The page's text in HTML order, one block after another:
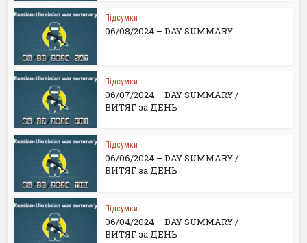
Підсумки
06/08/2024 – DAY SUMMARY
Підсумки
06/07/2024 – DAY SUMMARY /
ВИТЯГ за ДЕНЬ
Підсумки
06/06/2024 – DAY SUMMARY /
ВИТЯГ за ДЕНЬ
Підсумки
06/04/2024 – DAY SUMMARY /
ВИТЯГ за ДЕНЬ